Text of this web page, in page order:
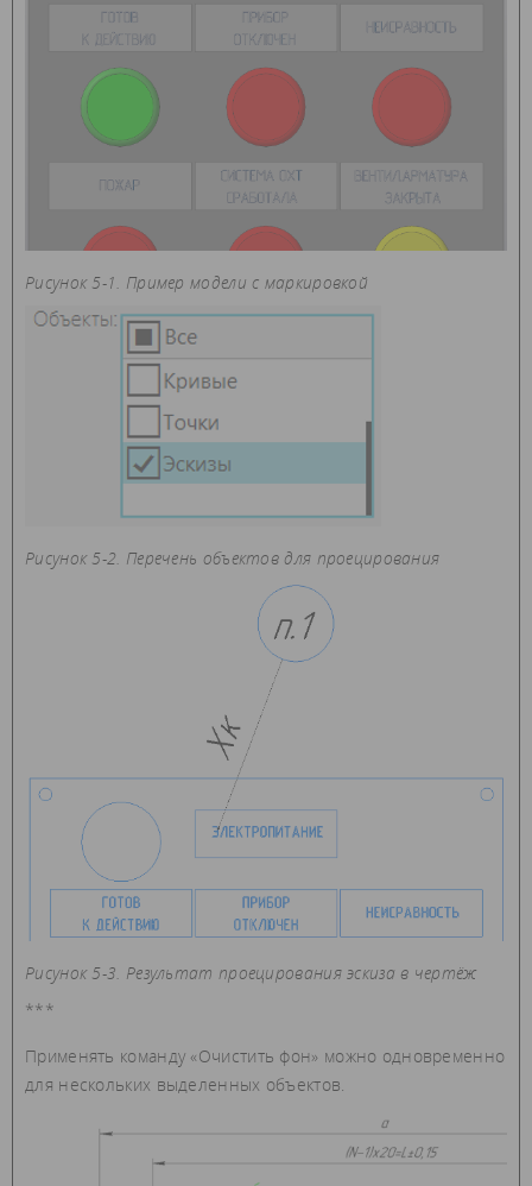
Рисунок 5-1. Пример модели с маркировкой
Рисунок 5-2. Перечень объектов для проецирования
Рисунок 5-3. Результат проецирования эскиза в чертёж
***
Применять команду «Очистить фон» можно одновременно
для нескольких выделенных объектов.